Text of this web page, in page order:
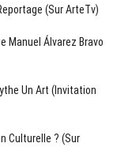
(sur ArteTv)
Manuel Álvarez Bravo
Un Art (Invitation
Culturelle ? (sur